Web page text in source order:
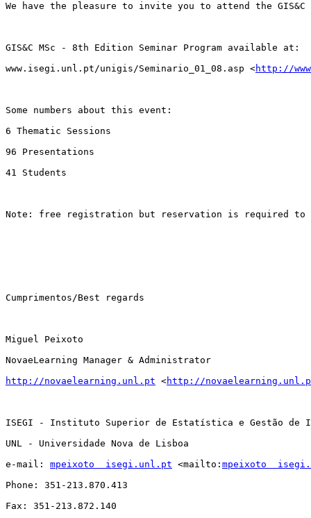
We have the pleasure to invite you to attend the
GIS&C MSc - 8th Edition Seminar Program available at:
www.isegi.unl.pt/unigis/Seminario_01_08.asp <http://
Some numbers about this event:
6 Thematic Sessions
96 Presentations
41 Students
Note: free registration but reservation is required
Cumprimentos/Best regards
Miguel Peixoto
NovaeLearning Manager & Administrator
http://novaelearning.unl.pt <http://
ISEGI - Instituto Superior de Estatística e Gestão de
UNL - Universidade Nova de Lisboa
e-mail: mpeixoto  isegi.unl.pt <mailto: mpeixoto
Phone: 351-213.870.413
Fax: 351-213.872.140